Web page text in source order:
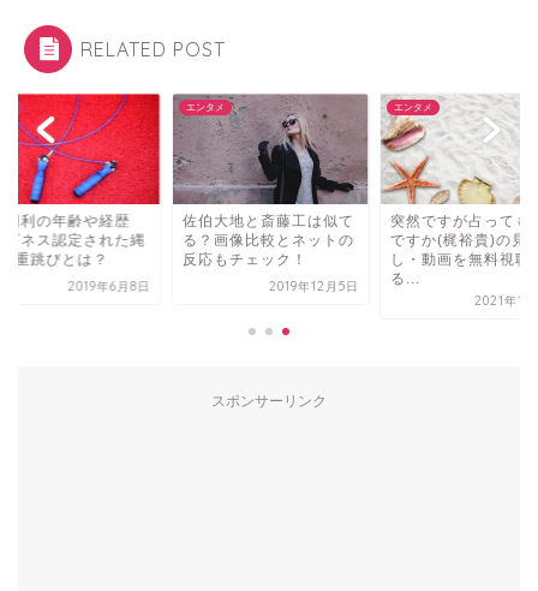
RELATED POST
明利の年齢や経歴
ギネス認定された縄
7重跳びとは？
2019年6月8日
エンタメ
佐伯大地と斎藤工は似て
る？画像比較とネットの
反応もチェック！
2019年12月5日
エンタメ
突然ですが占っても
ですか(梶裕貴)の見
し・動画を無料視聴
る...
2021年12
スポンサーリンク